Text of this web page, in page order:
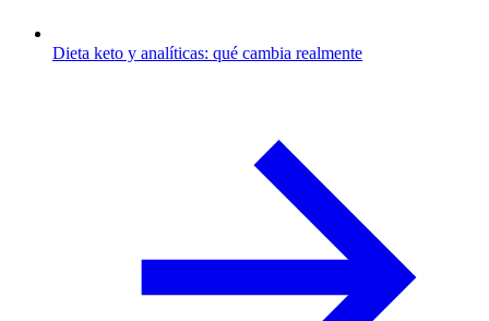
Dieta keto y analíticas: qué cambia realmente